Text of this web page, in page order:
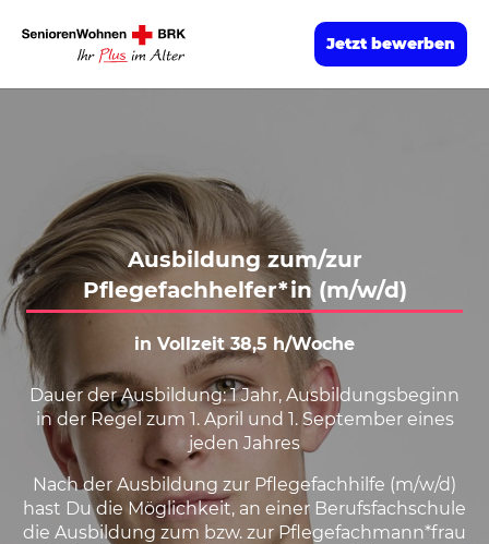
Jetzt bewerben
Ausbildung zum/zur
Pflegefachhelfer*in (m/w/d)
in Vollzeit 38,5 h/Woche
Dauer der Ausbildung: 1 Jahr, Ausbildungsbeginn
in der Regel zum 1. April und 1. September eines
jeden Jahres
Nach der Ausbildung zur Pflegefachhilfe (m/w/d)
hast Du die Möglichkeit, an einer Berufsfachschule
die Ausbildung zum bzw. zur Pflegefachmann*frau